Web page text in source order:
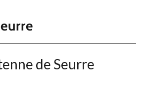
de Seurre